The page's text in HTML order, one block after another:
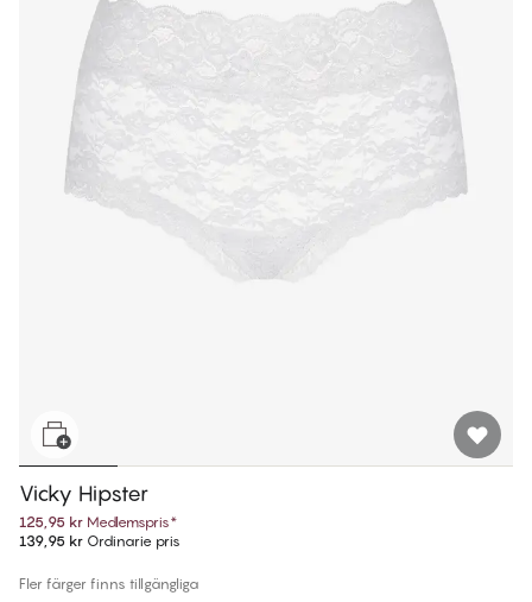
Vicky Hipster
125,95 kr Medlemspris*
139,95 kr Ordinarie pris
Fler färger finns tillgängliga